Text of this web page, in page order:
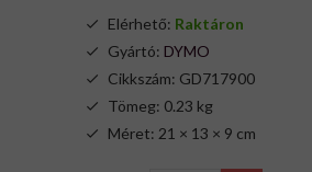
Elérhető: Raktáron
Gyártó: DYMO
Cikkszám: GD717900
Tömeg: 0.23 kg
Méret: 21 × 13 × 9 cm